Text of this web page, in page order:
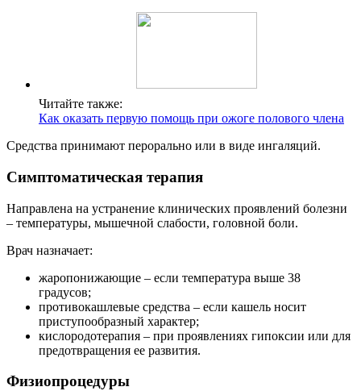
Читайте также:
Как оказать первую помощь при ожоге полового члена
Средства принимают перорально или в виде ингаляций.
Симптоматическая терапия
Направлена на устранение клинических проявлений болезни
– температуры, мышечной слабости, головной боли.
Врач назначает:
жаропонижающие – если температура выше 38
градусов;
противокашлевые средства – если кашель носит
приступообразный характер;
кислородотерапия – при проявлениях гипоксии или для
предотвращения ее развития.
Физиопроцедуры